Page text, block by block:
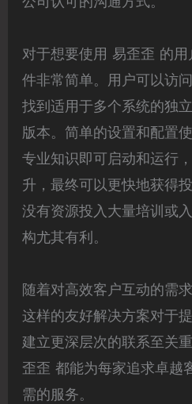
对于想要使用 易歪歪 的
件非常简单。用户可以访
找到适用于多个系统的独
版本。简单的设置和配置
专业知识即可启动和运行
升，最终可以更快地获得
没有资源投入大量培训或
构尤其有利。
随着对高效客户互动的需
这样的友好解决方案对于
建立更深层次的联系至关
歪歪 都能为每家追求卓越
需的服务。